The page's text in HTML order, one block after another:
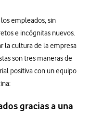
empleados, sin
e incógnitas nuevos.
la cultura de la empresa
son tres maneras de
positiva con un equipo
gracias a una